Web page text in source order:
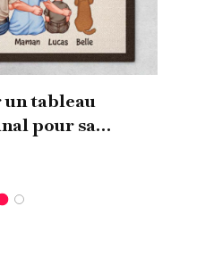
tableau
pour sa